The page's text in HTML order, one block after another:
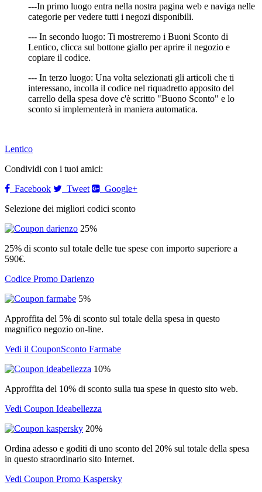
---In primo luogo entra nella nostra pagina web e naviga nelle
categorie per vedere tutti i negozi disponibili.
--- In secondo luogo: Ti mostreremo i Buoni Sconto di
Lentico, clicca sul bottone giallo per aprire il negozio e
copiare il codice.
--- In terzo luogo: Una volta selezionati gli articoli che ti
interessano, incolla il codice nel riquadretto apposito del
carrello della spesa dove c'è scritto "Buono Sconto" e lo
sconto si implementerà in maniera automatica.
Lentico
Condividi con i tuoi amici:
Facebook
Tweet
Google+
Selezione dei migliori codici sconto
25%
25% di sconto sul totale delle tue spese con importo superiore a
590€.
Codice Promo Darienzo
5%
Approffita del 5% di sconto sul totale della spesa in questo
magnifico negozio on-line.
Vedi il CouponSconto Farmabe
10%
Approffita del 10% di sconto sulla tua spese in questo sito web.
Vedi Coupon Ideabellezza
20%
Ordina adesso e goditi di uno sconto del 20% sul totale della spesa
in questo straordinario sito Internet.
Vedi Coupon Promo Kaspersky